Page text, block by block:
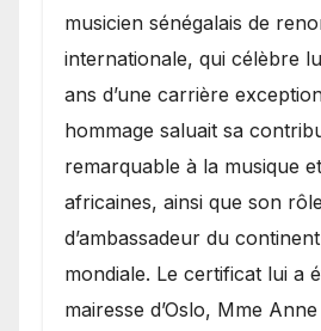
musicien sénégalais de
internationale, qui célèbre
ans d’une carrière
hommage saluait sa
remarquable à la musique
africaines, ainsi que son
d’ambassadeur du
mondiale. Le certificat lui a
mairesse d’Oslo, Mme